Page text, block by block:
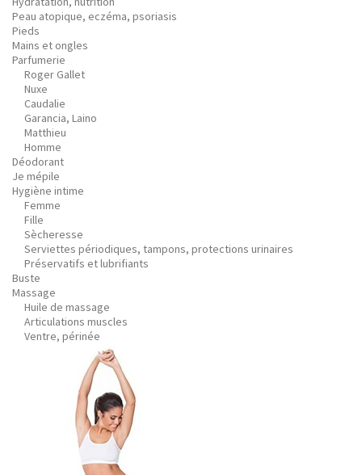
Peau atopique, eczéma, psoriasis
Pieds
Mains et ongles
Parfumerie
Roger Gallet
Nuxe
Caudalie
Garancia, Laino
Matthieu
Homme
Déodorant
Je mépile
Hygiène intime
Femme
Fille
Sècheresse
Serviettes périodiques, tampons, protections urinaires
Préservatifs et lubrifiants
Buste
Massage
Huile de massage
Articulations muscles
Ventre, périnée